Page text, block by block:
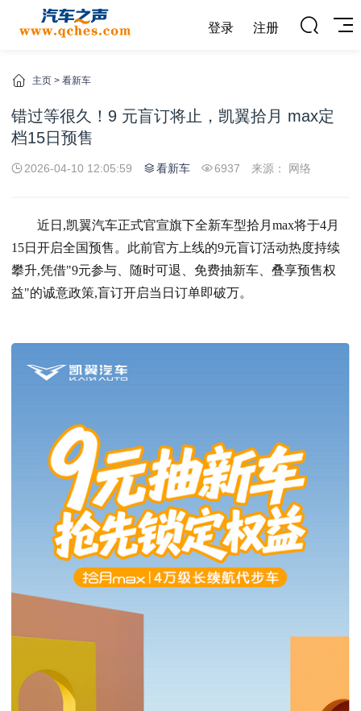
登录 注册
主页 > 看新车
错过等很久！9 元盲订将止，凯翼拾月 max定
档15日预售
2026-04-10 12:05:59 看新车 6937 来源： 网络
近日,凯翼汽车正式官宣旗下全新车型拾月max将于4月
15日开启全国预售。此前官方上线的9元盲订活动热度持续
攀升,凭借"9元参与、随时可退、免费抽新车、叠享预售权
益"的诚意政策,盲订开启当日订单即破万。